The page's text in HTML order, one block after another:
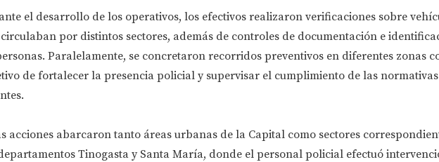
el desarrollo de los operativos, los efectivos realizaron verificaciones sobre
circulaban por distintos sectores, además de controles de documentación e
Paralelamente, se concretaron recorridos preventivos en diferentes zonas
de fortalecer la presencia policial y supervisar el cumplimiento de las normativas
acciones abarcaron tanto áreas urbanas de la Capital como sectores
Tinogasta y Santa María, donde el personal policial efectuó